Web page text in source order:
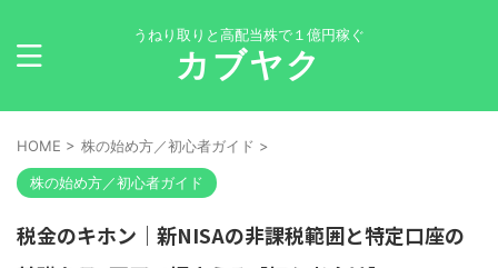
うねり取りと高配当株で１億円稼ぐ
カブヤク
HOME > 株の始め方／初心者ガイド >
株の始め方／初心者ガイド
税金のキホン｜新NISAの非課税範囲と特定口座の